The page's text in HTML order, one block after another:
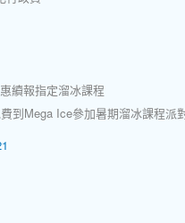
續報指定溜冰課程
到Mega Ice參加暑期溜冰課程派